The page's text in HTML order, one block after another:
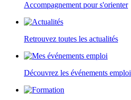
Accompagnement pour s'orienter
Retrouvez toutes les actualités
Découvrez les événements emploi